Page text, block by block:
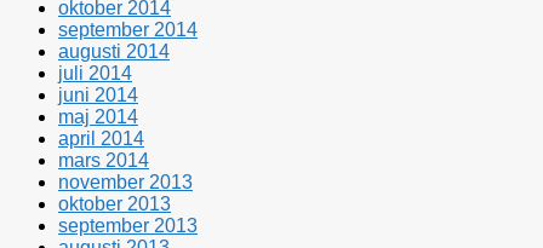
oktober 2014
september 2014
augusti 2014
juli 2014
juni 2014
maj 2014
april 2014
mars 2014
november 2013
oktober 2013
september 2013